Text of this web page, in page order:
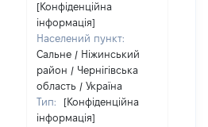
[Конфіденційна
інформація]
Населений пункт:
Сальне / Ніжинський
район / Чернігівська
область / Україна
Тип:
[Конфіденційна
інформація]